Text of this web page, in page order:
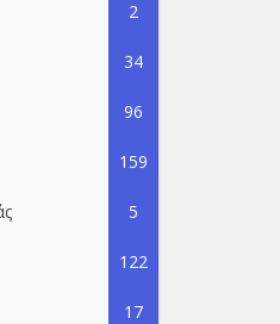
2
34
96
159
5
122
17